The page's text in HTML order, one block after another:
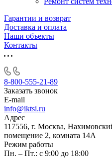
Гарантии и возврат
Доставка и оплата
Наши объекты
Контакты
8-800-555-21-89
Заказать звонок
E-mail
info@iktsi.ru
Адрес
117556, г. Москва,
помещение 2, комната 14А
Режим работы
Пн. – Пт.: с 9:00 до 18:00